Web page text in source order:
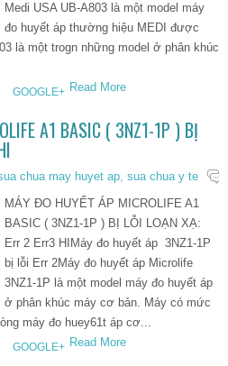
Medi USA UB-A803 là một model máy
đo huyết áp thường hiệu MEDI được
là một trogn những model ở phân khúc
GOOGLE+ Read More
A1 BASIC ( 3NZ1-1P ) BỊ
chua may huyet ap, sua chua y te
MÁY ĐO HUYẾT ÁP MICROLIFE A1
BASIC ( 3NZ1-1P ) BỊ LỖI LOẠN XẠ:
Err 2 Err3 HIMáy đo huyết áp 3NZ1-1P
bị lỗi Err 2Máy đo huyết áp Microlife
3NZ1-1P là một model máy đo huyết áp
ở phân khúc máy cơ bản. Máy có mức
máy đo huey61t áp cơ...
GOOGLE+ Read More